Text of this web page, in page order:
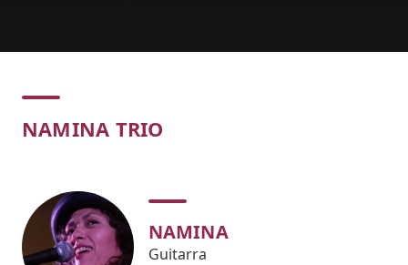
Concert
NAMINA TRIO
NAMINA
Guitarra